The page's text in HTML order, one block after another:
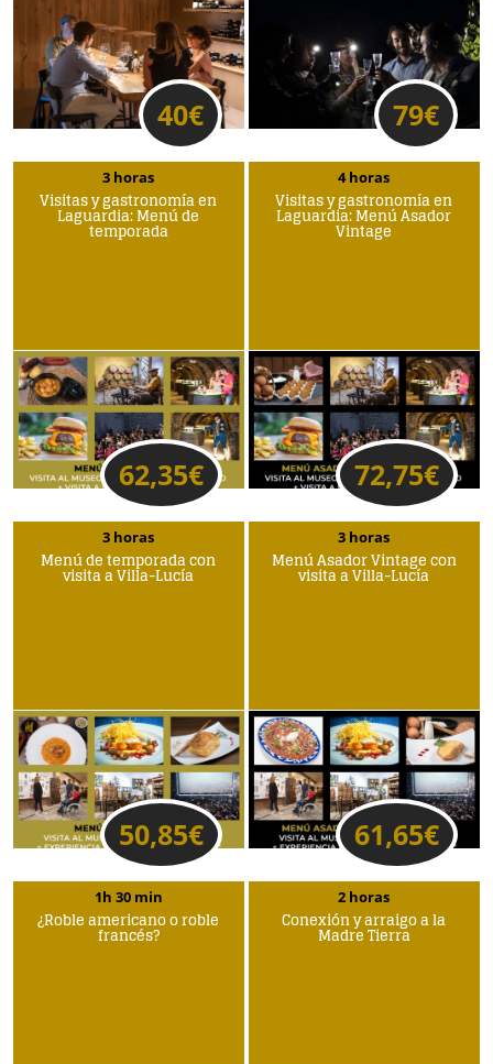
2 horas
Conexión y arraigo a la
Madre Tierra
3 horas
Visitas y gastronomía en
Laguardia: Menú de
temporada
62,35€
4 horas
Visitas y gastronomía en
Laguardia: Menú Asador
Vintage
72,75€
3 horas
Menú de temporada con
visita a Villa-Lucía
50,85€
3 horas
Menú Asador Vintage con
visita a Villa-Lucía
61,65€
40€
1h 30 min
¿Roble americano o roble
francés?
79€